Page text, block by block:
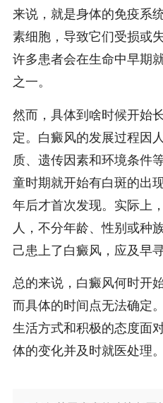
来说，就是身体的免疫系
素细胞，导致它们受损或
许多患者会在生命中早期
之一。
然而，具体到啥时候开始
定。白癜风的发展过程因
质、遗传因素和环境条件
童时期就开始有白斑的出
年后才首次发现。实际上
人，不分年龄、性别或种
己患上了白癜风，应及早
总的来说，白癜风何时开
而具体的时间点无法确定
生活方式和积极的态度面
体的变化并及时就医处理。